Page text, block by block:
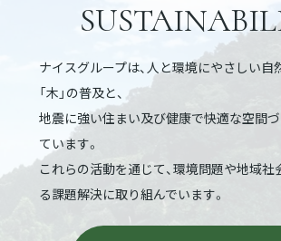
ナイスグループは、人と環境にやさしい自
「木」の普及と、
地震に強い住まい及び健康で快適な空間
ています。
これらの活動を通じて、環境問題や地域社
る課題解決に取り組んでいます。